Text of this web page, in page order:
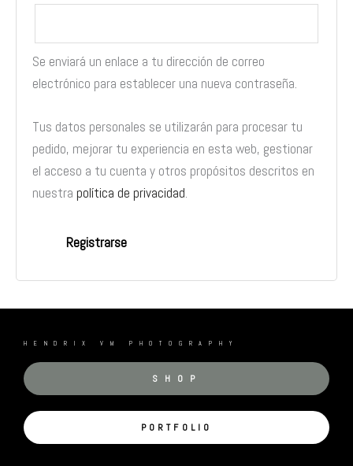
Se enviará un enlace a tu dirección de correo
electrónico para establecer una nueva contraseña.
Tus datos personales se utilizarán para procesar tu
pedido, mejorar tu experiencia en esta web, gestionar
el acceso a tu cuenta y otros propósitos descritos en
nuestra política de privacidad.
Registrarse
HENDRIX VM PHOTOGRAPHY
SHOP
PORTFOLIO